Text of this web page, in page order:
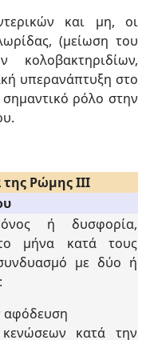
και μη, οι
(μείωση του
υπερανάπτυξη στο
ρόλο στην
της Ρώμης III
ή δυσφορία,
μήνα κατά τους
με δύο ή
αφόδευση
κατά την